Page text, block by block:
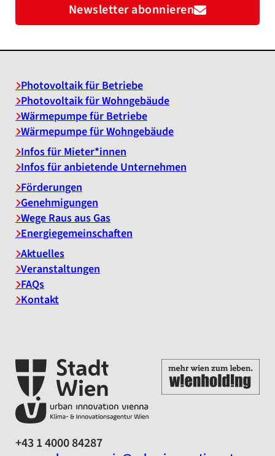
Newsletter abonnieren
Photovoltaik für Betriebe
Photovoltaik für Wohngebäude
Wärmepumpe für Betriebe
Wärmepumpe für Wohngebäude
Infos für Mieter*innen
Infos für anbietende Unternehmen
Förderungen
Genehmigungen
Wege Raus aus Gas
Energiegemeinschaften
Aktuelles
Veranstaltungen
FAQs
Kontakt
+43 1 4000 84287